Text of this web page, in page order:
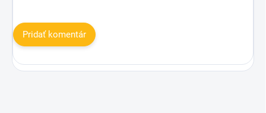
Pridať komentár